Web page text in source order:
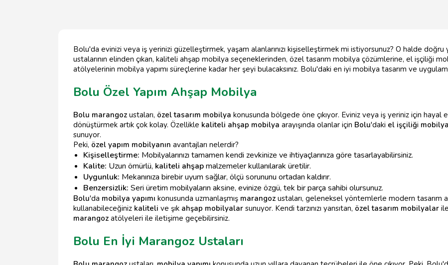
Bolu'da evinizi veya iş yerinizi güzelleştirmek, yaşam alanlarınızı kişiselleştirmek mi istiyorsunuz? O halde
ustalarının elinden çıkan, kaliteli ahşap mobilya seçeneklerinden, özel tasarım mobilya çözümlerine, el işçiliği
atölyelerinin mobilya yapımı süreçlerine kadar her şeyi bulacaksınız. Bolu'daki en iyi mobilya tasarım ve
Bolu Özel Yapım Ahşap Mobilya
Bolu marangoz ustaları, özel tasarım mobilya konusunda bölgede öne çıkıyor. Eviniz veya iş yeriniz için hayal
dönüştürmek artık çok kolay. Özellikle kaliteli ahşap mobilya arayışında olanlar için Bolu'daki el işçiliği
sunuyor.
Peki, özel yapım mobilyanın avantajları nelerdir?
Kişiselleştirme: Mobilyalarınızı tamamen kendi zevkinize ve ihtiyaçlarınıza göre tasarlayabilirsiniz.
Kalite: Uzun ömürlü, kaliteli ahşapmalzemeler kullanılarak üretilir.
Uygunluk: Mekanınıza birebir uyum sağlar, ölçü sorununu ortadan kaldırır.
Benzersizlik: Seri üretim mobilyaların aksine, evinize özgü, tek bir parça sahibi olursunuz.
Bolu'da mobilya yapımı konusunda uzmanlaşmış marangoz ustaları, geleneksel yöntemlerle modern tasarım
kullanabileceğiniz kaliteli ve şık ahşap mobilyalar sunuyor. Kendi tarzınızı yansıtan, özel tasarım mobilyalar
marangoz atölyeleri ile iletişime geçebilirsiniz.
Bolu En İyi Marangoz Ustaları